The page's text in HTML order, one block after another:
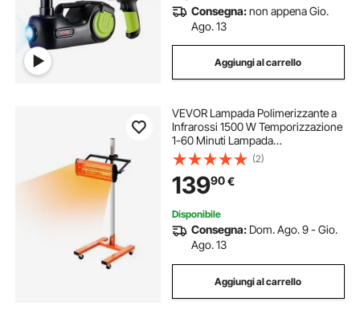
Consegna:non appena Gio.
Ago. 13
Aggiungi al carrello
VEVOR Lampada Polimerizzante a
Infrarossi 1500 W Temporizzazione
1-60 Minuti Lampada
Polimerizzante per Auto con
Riscaldamento Automatico con
Staffa, per Area di Cottura 0,32 ㎡
per Riparazione in Loco
(2)
13990€
Disponibile
Consegna: Dom. Ago. 9 - Gio.
Ago. 13
Aggiungi al carrello